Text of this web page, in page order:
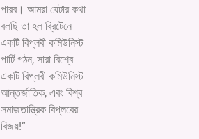
পারব। আমরা যেটার কথা
বলছি তা হল ব্রিটেনে
একটি বিপ্লবী কমিউনিস্ট
পার্টি গঠন, সারা বিশ্বে
একটি বিপ্লবী কমিউনিস্ট
আন্তর্জাতিক, এবং বিশ্ব
সমাজতান্ত্রিক বিপ্লবের
বিজয়!”